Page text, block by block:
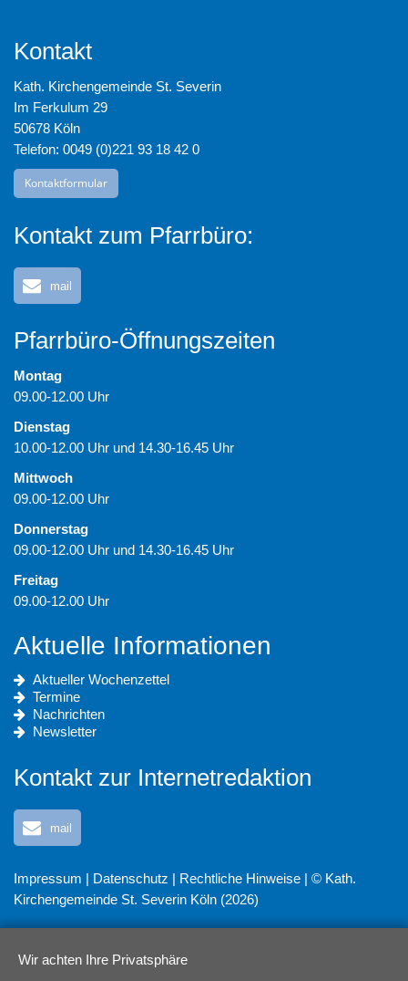
Kontakt
Kath. Kirchengemeinde St. Severin
Im Ferkulum 29
50678 Köln
Telefon: 0049 (0)221 93 18 42 0
Kontaktformular
Kontakt zum Pfarrbüro:
mail
Pfarrbüro-Öffnungszeiten
Montag
09.00-12.00 Uhr
Dienstag
10.00-12.00 Uhr und 14.30-16.45 Uhr
Mittwoch
09.00-12.00 Uhr
Donnerstag
09.00-12.00 Uhr und 14.30-16.45 Uhr
Freitag
09.00-12.00 Uhr
Aktuelle Informationen
Aktueller Wochenzettel
Termine
Nachrichten
Newsletter
Kontakt zur Internetredaktion
mail
Impressum | Datenschutz | Rechtliche Hinweise | © Kath.
Kirchengemeinde St. Severin Köln (2026)
Wir achten Ihre Privatsphäre